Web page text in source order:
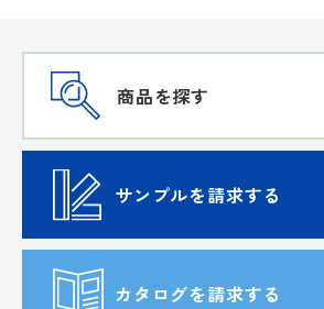
商品を探す
サンプルを請求する
カタログを請求する